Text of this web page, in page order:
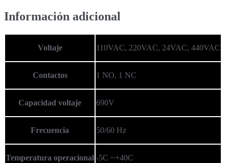
Información adicional
Voltaje 110VAC, 220VAC, 24VAC, 440VAC
Contactos 1 NO, 1 NC
Capacidad voltaje 690V
Frecuencia 50/60 Hz
Temperatura operacional -5C ~+40C